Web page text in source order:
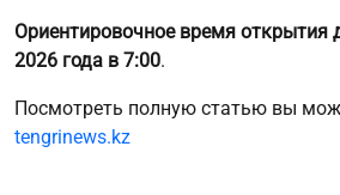
Ориентировочное время открытия
2026 года в 7:00.
Посмотреть полную статью вы
tengrinews.kz